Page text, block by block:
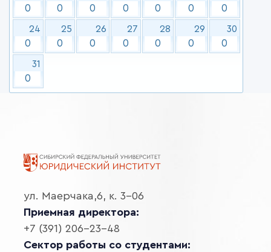
0 0 0 0 0 0 0
24
0
25
0
26
0
27
0
28
0
29
0
30
0
31
0
ул. Маерчака,6, к. 3-06
Приемная директора:
+7 (391) 206-23-48
Сектор работы со студентами: